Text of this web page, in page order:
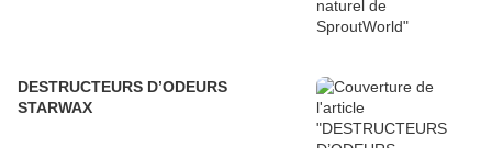
DESTRUCTEURS D’ODEURS
STARWAX